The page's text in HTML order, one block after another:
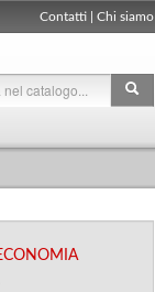
Contatti Chi siamo